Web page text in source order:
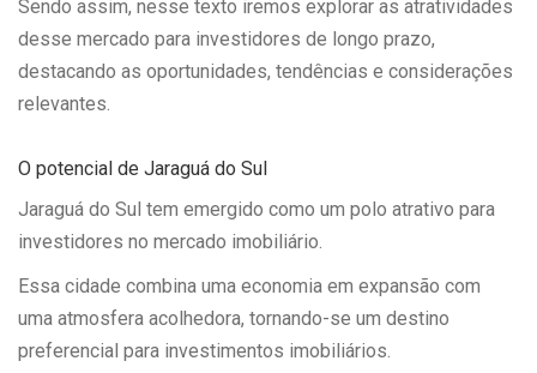
Sendo assim, nesse texto iremos explorar as atratividades
desse mercado para investidores de longo prazo,
destacando as oportunidades, tendências e considerações
relevantes.
O potencial de Jaraguá do Sul
Jaraguá do Sul tem emergido como um polo atrativo para
investidores no mercado imobiliário.
Essa cidade combina uma economia em expansão com
uma atmosfera acolhedora, tornando-se um destino
preferencial para investimentos imobiliários.